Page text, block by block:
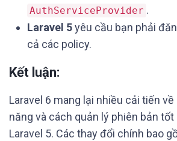
AuthServiceProvider .
Laravel 5yêu cầu bạn phải
cả các policy.
Kết luận:
Laravel 6 mang lại nhiều cải tiến
năng và cách quản lý phiên bản tốt
Laravel 5. Các thay đổi chính bao